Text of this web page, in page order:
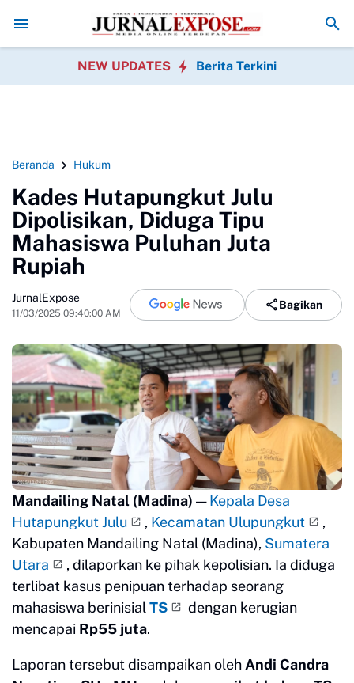
Murid SDN Pasirwalang KecewaSEKBER FAHMI Desak
NEW UPDATES Berita Terkini
Beranda Hukum
Kades Hutapungkut Julu
Dipolisikan, Diduga Tipu
Mahasiswa Puluhan Juta
Rupiah
JurnalExpose
11/03/2025 09:40:00 AM
Bagikan
Mandailing Natal (Madina) —Kepala Desa
Hutapungkut Julu
, Kecamatan Ulupungkut
,
Kabupaten Mandailing Natal (Madina), Sumatera
Utara
, dilaporkan ke pihak kepolisian. Ia diduga
terlibat kasus penipuan terhadap seorang
mahasiswa berinisial TS
dengan kerugian
mencapai Rp55 juta.
Laporan tersebut disampaikan oleh Andi Candra